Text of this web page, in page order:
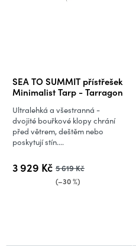
SEA TO SUMMIT přístřešek
Minimalist Tarp - Tarragon
3 929 Kč 5 619 Kč
(–30 %)
Ultralehká a všestranná -
dvojité bouřkové klopy chrání
před větrem, deštěm nebo
poskytují stín....